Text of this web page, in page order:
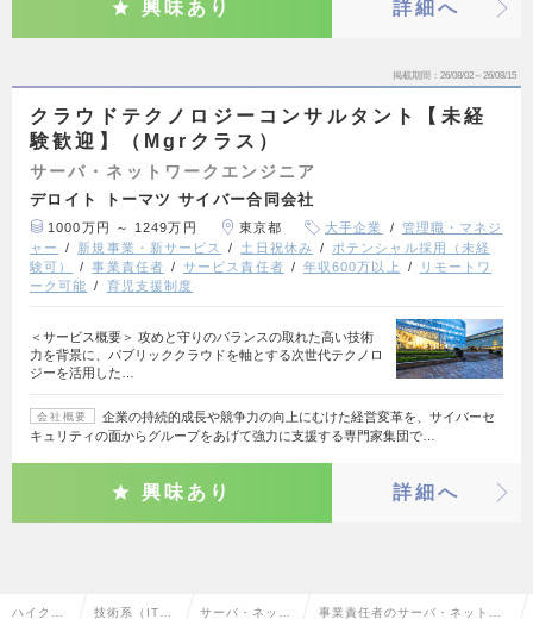
興味あり 詳細へ
掲載期間 26/08/02～26/08/15
クラウドテクノロジーコンサルタント【未経
験歓迎】（Mgrクラス）
サーバ・ネットワークエンジニア
デロイト トーマツ サイバー合同会社
1000万円 ～ 1249万円 東京都 大手企業
管理職・マネジ
ャー
新規事業・新サービス 土日祝休み
ポテンシャル採用（未経
験可）
事業責任者 サービス責任者 年収600万以上
リモートワ
ーク可能
育児支援制度
＜サービス概要＞ 攻めと守りのバランスの取れた高い技術
力を背景に、パブリッククラウドを軸とする次世代テクノロ
ジーを活用した…
会社概要
企業の持続的成長や競争力の向上にむけた経営変革を、サイバーセ
キュリティの面からグループをあげて強力に支援する専門家集団で…
興味あり 詳細へ
ハイクラ 技術系（IT・ サーバ・ネット 事業責任者のサーバ・ネットワ